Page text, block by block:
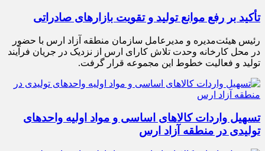
تأکید بر رفع موانع تولید و تقویت بازارهای صادراتی
رئیس هیئت‌مدیره و مدیرعامل سازمان منطقه آزاد ارس با حضور
در محل کارخانه وحدت تلاش کارای ارس از نزدیک در جریان فرآیند
تولید و فعالیت خطوط این مجموعه قرار گرفت.
تسهیل واردات کالاهای اساسی و مواد اولیه واحدهای
تولیدی در منطقه آزاد ارس